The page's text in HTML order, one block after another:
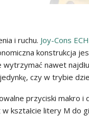
i ruchu. Joy-Cons
konstrukcja
nawet
czy w trybie
przyciski makro i
kształcie litery M do